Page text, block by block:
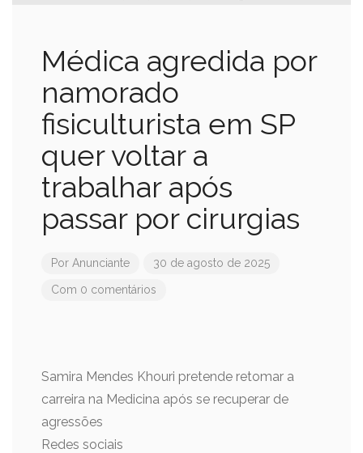
Médica agredida por
namorado
fisiculturista em SP
quer voltar a
trabalhar após
passar por cirurgias
Por Anunciante 30 de agosto de 2025
Com 0 comentários
Samira Mendes Khouri pretende retomar a
carreira na Medicina após se recuperar de
agressões
Redes sociais